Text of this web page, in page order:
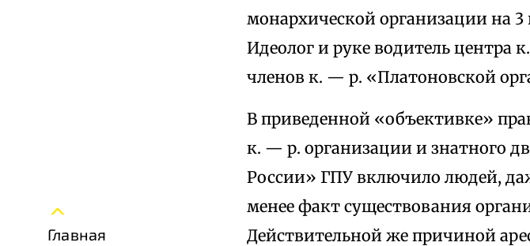
Главная
монархической организации на
Идеолог и руке водитель центра
членов к. — р. «Платоновской
В приведенной «объективке»
к. — р. организации и знатного
России» ГПУ включило людей,
менее факт существования
Действительной же причиной